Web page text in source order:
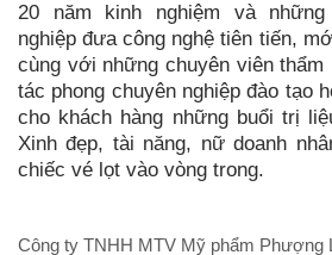
20 năm kinh nghiệm và
nghiệp đưa công nghệ tiên tiến,
cùng với những chuyên viên
tác phong chuyên nghiệp đào tạo
cho khách hàng những buổi trị
Xinh đẹp, tài năng, nữ doanh
chiếc vé lọt vào vòng trong.
Công ty TNHH MTV Mỹ phẩm Phượng